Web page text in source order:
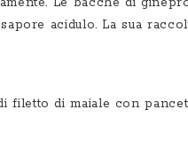
acidulo. La sua
filetto di maiale con